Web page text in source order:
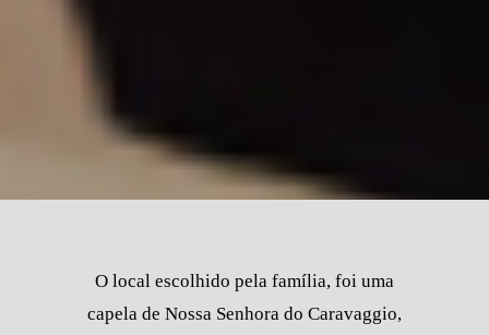
O local escolhido pela família, foi uma
capela de Nossa Senhora do Caravaggio,